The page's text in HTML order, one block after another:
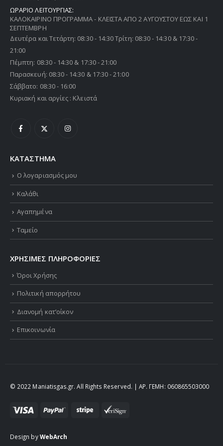
ΩΡΑΡΙΟ ΛΕΙΤΟΥΡΓΙΑΣ:
ΚΑΛΟΚΑΙΡΙΝΟ ΠΡΟΓΡΑΜΜΑ - ΚΛΕΙΣΤΑ ΑΠΟ 2 ΑΥΓΟΥΣΤΟΥ ΕΩΣ ΚΑΙ 1
ΣΕΠΤΕΜΒΡΗ
Δευτέρα και Τετάρτη: 08:30 - 14:30 Τρίτη: 08:30 - 14:30 & 17:30 -
21:00
Πέμπτη: 08:30 - 14:30 & 17:30 - 21:00
Παρασκευή: 08:30 - 14:30 & 17:30 - 21:00
Σάββατο: 08:30 - 16:00
Κυριακή και αργίες : Κλειστά
ΚΑΤΑΣΤΗΜΑ
Ο λογαριασμός μου
Καλάθι
Αγαπημένα
Ταμείο
ΧΡΗΣΙΜΕΣ ΠΛΗΡΟΦΟΡΙΕΣ
Όροι Χρήσης
Πολιτική απορρήτου
Διανομή κατ’οίκον
Επικοινωνία
© 2022 Maniatisgas.gr. All Rights Reserved. | ΑΡ. ΓΕΜΗ: 060865503000
Design byWebArch